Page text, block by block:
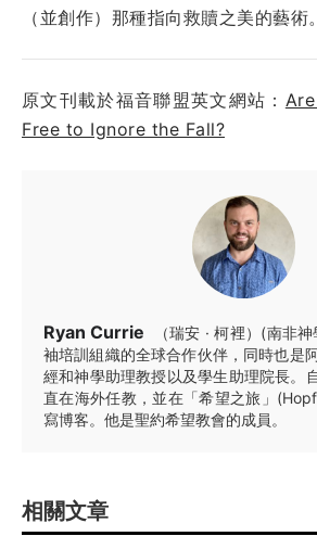
（並創作）那種指向救贖之美的藝術。
原文刊載於福音聯盟英文網站：
Free to Ignore the Fall?
Ryan Currie
（瑞安 · 柯裡）(南非
袖培訓組織的全球合作伙伴，同時也是
經和神學助理教授以及學生助理院長。
直在海外任教，並在「希望之旅」
寫博客。他是聖約希望教會的成員。
相關文章